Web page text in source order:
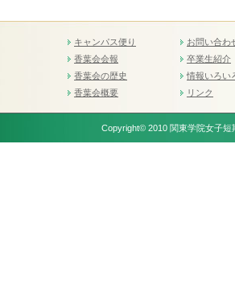
キャンパス便り
香葉会会報
香葉会の歴史
香葉会概要
お問い合わ
卒業生紹介
情報いろい
リンク
Copyright© 2010 関東学院女子